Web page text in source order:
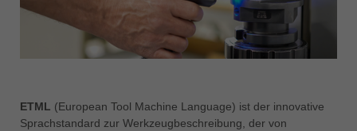
ไทย
Україна
yкраїнська
ETML (European Tool Machine Language) ist der innovative
Sprachstandard zur Werkzeugbeschreibung, der von